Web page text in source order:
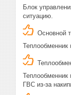
Блок
ситуацию.
Основной
Теплообменник
Теплообменник
ГВС из-за